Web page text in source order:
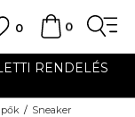
0
0
RENDELÉS
Sneaker